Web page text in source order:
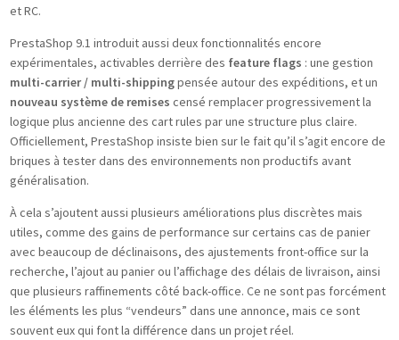
et RC.
PrestaShop 9.1 introduit aussi deux fonctionnalités encore
expérimentales, activables derrière des feature flags : une gestion
multi-carrier / multi-shippingpensée autour des expéditions, et un
nouveau système de remises censé remplacer progressivement la
logique plus ancienne des cart rules par une structure plus claire.
Officiellement, PrestaShop insiste bien sur le fait qu’il s’agit encore de
briques à tester dans des environnements non productifs avant
généralisation.
À cela s’ajoutent aussi plusieurs améliorations plus discrètes mais
utiles, comme des gains de performance sur certains cas de panier
avec beaucoup de déclinaisons, des ajustements front-office sur la
recherche, l’ajout au panier ou l’affichage des délais de livraison, ainsi
que plusieurs raffinements côté back-office. Ce ne sont pas forcément
les éléments les plus “vendeurs” dans une annonce, mais ce sont
souvent eux qui font la différence dans un projet réel.